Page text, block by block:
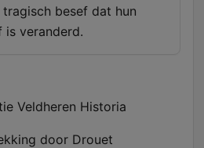
besef dat hun
veranderd.
Veldheren Historia
door Drouet